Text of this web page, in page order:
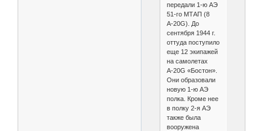
передали 1-ю АЭ
51-го МТАП (8
А-20G). До
сентября 1944 г.
оттуда поступило
еще 12 экипажей
на самолетах
А-20G «Бостон».
Они образовали
новую 1-ю АЭ
полка. Кроме нее
в полку 2-я АЭ
также была
вооружена